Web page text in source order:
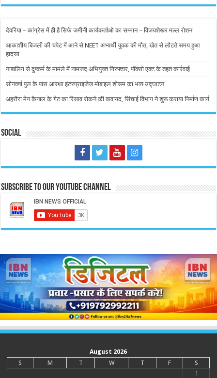
देवरिया – कांग्रेस में ही है सिर्फ जमीनी कार्यकर्ताओ का सम्मान – विजयशेखर मल्ल रोशन
आकाशीय बिजली की चपेट में आने से NEET अभ्यर्थी युवक की मौत, खेत से लौटते समय हुआ
हादसा
नाबालिग से दुष्कर्म के मामले में नामजद अभियुक्त गिरफ्तार, पॉक्सो एक्ट के तहत कार्रवाई
सोनवर्षा पुल के पास आस्था इंटरप्राइजेज मोबाइल शोरूम का भव्य उद्घाटन
अहरौरा मेन कैनाल के गेट का रिसाव रोकने की कवायद, सिंचाई विभाग ने शुरू कराया निर्माण कार्य
Social
Subscribe to our Youtube Channel
August 2026
S
M T W T F
S
1